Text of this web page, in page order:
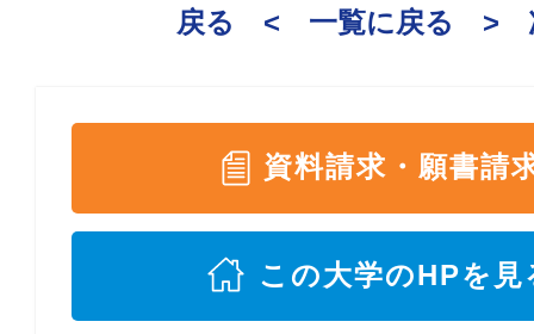
戻る < 一覧に戻る >
資料請求・願書請
この大学のHPを見